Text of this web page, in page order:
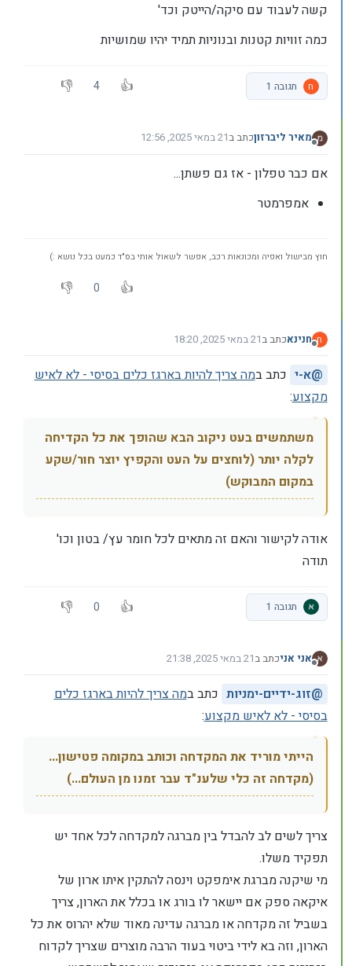
קשה לעבוד עם סיקה/הייטק וכד'
כמה זוויות קטנות ובנוניות תמיד יהיו שמושיות
ח תגובה 1 4
מנותק
מאיר ליברזוןכתב ב21 במאי 2025, 12:56
נערך לאחרונה על ידי
אם כבר טפלון - אז גם פשתן...
אמפרמטר
חוץ מבישול ואפיה ומכונאות רכב, אפשר לשאול אותי בס"ד כמעט בכל נושא :)
0
ח
מנותק
חנינאכתב ב21 במאי 2025, 18:20
נערך לאחרונה על ידי
@א-י כתב במה צריך להיות בארגז כלים בסיסי - לא לאיש
מקצוע:
משתמשים בעט ניקוב הבא שהופך את כל הקדיחה
לקלה יותר (לוחצים על העט והקפיץ יוצר חור/שקע
במקום המבוקש)
אודה לקישור והאם זה מתאים לכל חומר עץ/ בטון וכו'
תודה
תגובה 1 0
מנותק
אני אניכתב ב21 במאי 2025, 21:38
נערך לאחרונה על ידי אני אני
@זוג-ידיים-ימניות כתב במה צריך להיות בארגז כלים
בסיסי - לא לאיש מקצוע:
הייתי מוריד את המקדחה וכותב במקומה פטישון...
(מקדחה זה כלי שלענ"ד עבר זמנו מן העולם...)
צריך לשים לב להבדל בין מברגה למקדחה לכל אחד יש
תפקיד משלו.
מי שיקנה מברגת אימפקט וינסה להתקין איתו ארון של
איקאה ספק אם יישאר לו בורג או בכלל את הארון, צריך
בשביל זה מקדחה או מברגה עדינה מאוד שלא יהרוס את כל
הארון, וזה בא לידי ביטוי בעוד הרבה מוצרים שצריך לקדוח